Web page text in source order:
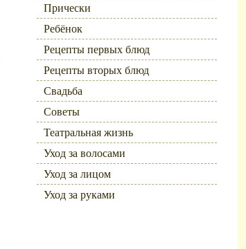
Прически
Ребёнок
Рецепты первых блюд
Рецепты вторых блюд
Свадьба
Советы
Театральная жизнь
Уход за волосами
Уход за лицом
Уход за руками